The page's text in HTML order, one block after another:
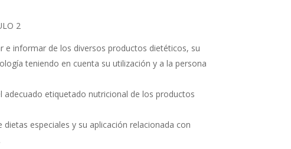
2
e informar de los diversos productos dietéticos, su
teniendo en cuenta su utilización y a la persona
adecuado etiquetado nutricio­nal de los productos
especiales y su aplica­ción relacionada con